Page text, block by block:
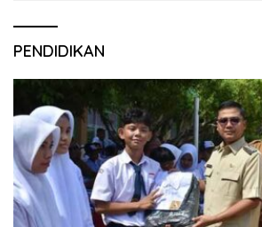
PENDIDIKAN